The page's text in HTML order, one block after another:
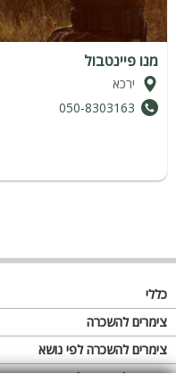
מנו פיינטבול
ירכא
050-8303163
כללי
מגזין
פרסום באתר
תקנון
צימרים להשכרה
צימרים בצפון
צימרים במרכז
צימרים להשכרה לפי נושא
צימרים לזוגות
צימרים להשכרה לפי אבזור